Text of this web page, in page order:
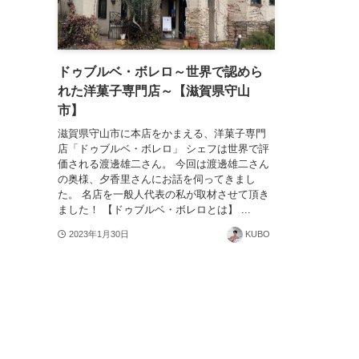
ドゥブルベ・ボレロ～世界で認めら
れた洋菓子専門店～【滋賀県守山
市】
滋賀県守山市に本店をかまえる、洋菓子専門
店「ドゥブルベ・ボレロ」 シェフは世界で評
価される渡邊雄二さん。 今回は渡邊雄二さん
の奥様、夕香里さんにお話を伺ってきまし
た。 名店を一般人代表の私が取材させて頂き
ました！ 【ドゥブルベ・ボレロとは】 ...
2023年1月30日 KUBO